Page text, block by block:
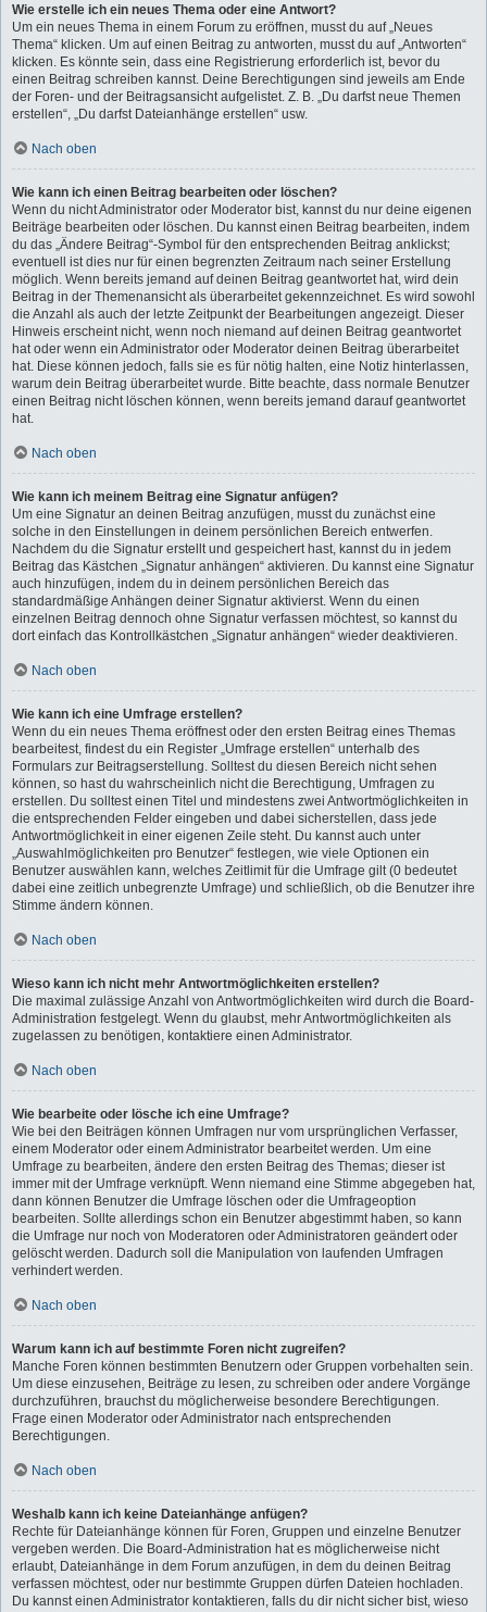
Wie erstelle ich ein neues Thema oder eine Antwort?
Um ein neues Thema in einem Forum zu eröffnen, musst du auf „Neues
Thema“ klicken. Um auf einen Beitrag zu antworten, musst du auf „Antworten“
klicken. Es könnte sein, dass eine Registrierung erforderlich ist, bevor du
einen Beitrag schreiben kannst. Deine Berechtigungen sind jeweils am Ende
der Foren- und der Beitragsansicht aufgelistet. Z. B. „Du darfst neue Themen
erstellen“, „Du darfst Dateianhänge erstellen“ usw.
Nach oben
Wie kann ich einen Beitrag bearbeiten oder löschen?
Wenn du nicht Administrator oder Moderator bist, kannst du nur deine eigenen
Beiträge bearbeiten oder löschen. Du kannst einen Beitrag bearbeiten, indem
du das „Ändere Beitrag“-Symbol für den entsprechenden Beitrag anklickst;
eventuell ist dies nur für einen begrenzten Zeitraum nach seiner Erstellung
möglich. Wenn bereits jemand auf deinen Beitrag geantwortet hat, wird dein
Beitrag in der Themenansicht als überarbeitet gekennzeichnet. Es wird sowohl
die Anzahl als auch der letzte Zeitpunkt der Bearbeitungen angezeigt. Dieser
Hinweis erscheint nicht, wenn noch niemand auf deinen Beitrag geantwortet
hat oder wenn ein Administrator oder Moderator deinen Beitrag überarbeitet
hat. Diese können jedoch, falls sie es für nötig halten, eine Notiz hinterlassen,
warum dein Beitrag überarbeitet wurde. Bitte beachte, dass normale Benutzer
einen Beitrag nicht löschen können, wenn bereits jemand darauf geantwortet
hat.
Nach oben
Wie kann ich meinem Beitrag eine Signatur anfügen?
Um eine Signatur an deinen Beitrag anzufügen, musst du zunächst eine
solche in den Einstellungen in deinem persönlichen Bereich entwerfen.
Nachdem du die Signatur erstellt und gespeichert hast, kannst du in jedem
Beitrag das Kästchen „Signatur anhängen“ aktivieren. Du kannst eine Signatur
auch hinzufügen, indem du in deinem persönlichen Bereich das
standardmäßige Anhängen deiner Signatur aktivierst. Wenn du einen
einzelnen Beitrag dennoch ohne Signatur verfassen möchtest, so kannst du
dort einfach das Kontrollkästchen „Signatur anhängen“ wieder deaktivieren.
Nach oben
Wie kann ich eine Umfrage erstellen?
Wenn du ein neues Thema eröffnest oder den ersten Beitrag eines Themas
bearbeitest, findest du ein Register „Umfrage erstellen“ unterhalb des
Formulars zur Beitragserstellung. Solltest du diesen Bereich nicht sehen
können, so hast du wahrscheinlich nicht die Berechtigung, Umfragen zu
erstellen. Du solltest einen Titel und mindestens zwei Antwortmöglichkeiten in
die entsprechenden Felder eingeben und dabei sicherstellen, dass jede
Antwortmöglichkeit in einer eigenen Zeile steht. Du kannst auch unter
„Auswahlmöglichkeiten pro Benutzer“ festlegen, wie viele Optionen ein
Benutzer auswählen kann, welches Zeitlimit für die Umfrage gilt (0 bedeutet
dabei eine zeitlich unbegrenzte Umfrage) und schließlich, ob die Benutzer ihre
Stimme ändern können.
Nach oben
Wieso kann ich nicht mehr Antwortmöglichkeiten erstellen?
Die maximal zulässige Anzahl von Antwortmöglichkeiten wird durch die Board-
Administration festgelegt. Wenn du glaubst, mehr Antwortmöglichkeiten als
zugelassen zu benötigen, kontaktiere einen Administrator.
Nach oben
Wie bearbeite oder lösche ich eine Umfrage?
Wie bei den Beiträgen können Umfragen nur vom ursprünglichen Verfasser,
einem Moderator oder einem Administrator bearbeitet werden. Um eine
Umfrage zu bearbeiten, ändere den ersten Beitrag des Themas; dieser ist
immer mit der Umfrage verknüpft. Wenn niemand eine Stimme abgegeben hat,
dann können Benutzer die Umfrage löschen oder die Umfrageoption
bearbeiten. Sollte allerdings schon ein Benutzer abgestimmt haben, so kann
die Umfrage nur noch von Moderatoren oder Administratoren geändert oder
gelöscht werden. Dadurch soll die Manipulation von laufenden Umfragen
verhindert werden.
Nach oben
Warum kann ich auf bestimmte Foren nicht zugreifen?
Manche Foren können bestimmten Benutzern oder Gruppen vorbehalten sein.
Um diese einzusehen, Beiträge zu lesen, zu schreiben oder andere Vorgänge
durchzuführen, brauchst du möglicherweise besondere Berechtigungen.
Frage einen Moderator oder Administrator nach entsprechenden
Berechtigungen.
Nach oben
Weshalb kann ich keine Dateianhänge anfügen?
Rechte für Dateianhänge können für Foren, Gruppen und einzelne Benutzer
vergeben werden. Die Board-Administration hat es möglicherweise nicht
erlaubt, Dateianhänge in dem Forum anzufügen, in dem du deinen Beitrag
verfassen möchtest, oder nur bestimmte Gruppen dürfen Dateien hochladen.
Du kannst einen Administrator kontaktieren, falls du dir nicht sicher bist, wieso